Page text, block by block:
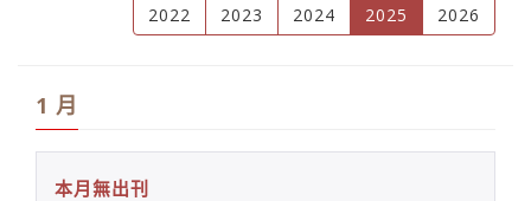
2022 2023 2024 2025 (current)
2026
1 月
本月無出刊